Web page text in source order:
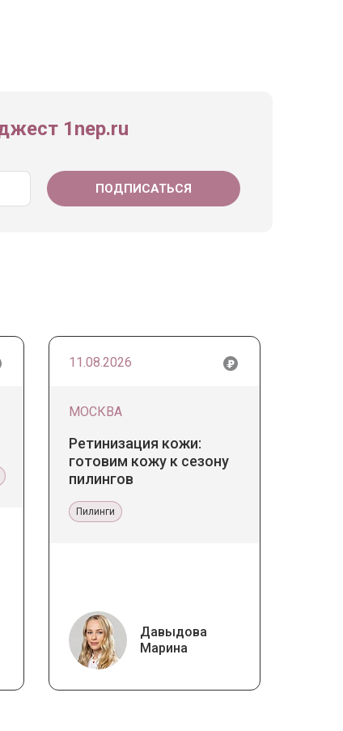
1nep.ru
11.08.2026
МОСКВА
Ретинизация кожи:
готовим кожу к сезону
пилингов
Пилинги
Давыдова
Марина